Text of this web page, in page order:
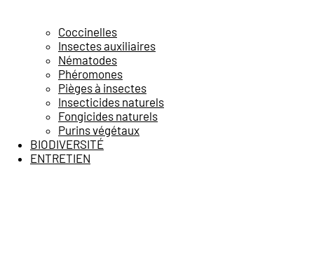
Coccinelles
Insectes auxiliaires
Nématodes
Phéromones
Pièges à insectes
Insecticides naturels
Fongicides naturels
Purins végétaux
BIODIVERSITÉ
ENTRETIEN